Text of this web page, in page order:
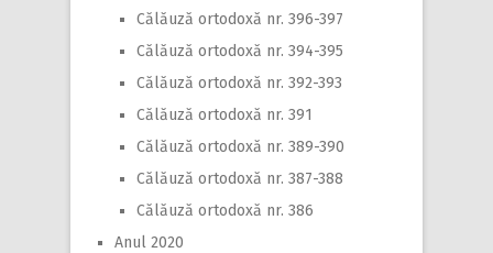
Călăuză ortodoxă nr. 396-397
Călăuză ortodoxă nr. 394-395
Călăuză ortodoxă nr. 392-393
Călăuză ortodoxă nr. 391
Călăuză ortodoxă nr. 389-390
Călăuză ortodoxă nr. 387-388
Călăuză ortodoxă nr. 386
Anul 2020